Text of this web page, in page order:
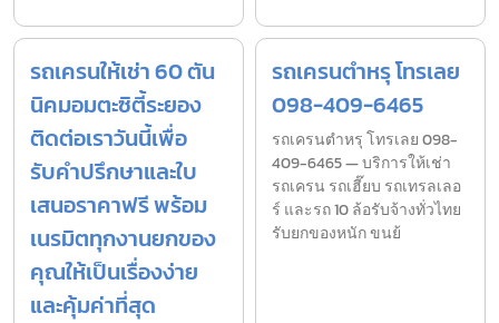
รถเครนให้เช่า 60 ตัน
นิคมอมตะซิตี้ระยอง
ติดต่อเราวันนี้เพื่อ
รับคำปรึกษาและใบ
เสนอราคาฟรี พร้อม
เนรมิตทุกงานยกของ
คุณให้เป็นเรื่องง่าย
และคุ้มค่าที่สุด
รถเครนตำหรุ โทรเลย
098-409-6465
รถเครนตำหรุ โทรเลย 098-
409-6465 — บริการให้เช่า
รถเครน รถเฮี๊ยบ รถเทรลเลอ
ร์ และรถ 10 ล้อรับจ้างทั่วไทย
รับยกของหนัก ขนย้